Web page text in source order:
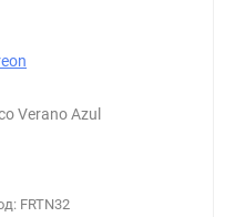
Verano Azul
FRTN32